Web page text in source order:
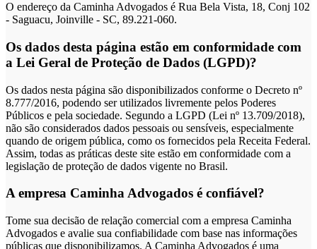
O endereço da Caminha Advogados é Rua Bela Vista, 18, Conj 102
- Saguacu, Joinville - SC, 89.221-060.
Os dados desta página estão em conformidade com
a Lei Geral de Proteção de Dados (LGPD)?
Os dados nesta página são disponibilizados conforme o Decreto nº
8.777/2016, podendo ser utilizados livremente pelos Poderes
Públicos e pela sociedade. Segundo a LGPD (Lei nº 13.709/2018),
não são considerados dados pessoais ou sensíveis, especialmente
quando de origem pública, como os fornecidos pela Receita Federal.
Assim, todas as práticas deste site estão em conformidade com a
legislação de proteção de dados vigente no Brasil.
A empresa Caminha Advogados é confiável?
Tome sua decisão de relação comercial com a empresa Caminha
Advogados e avalie sua confiabilidade com base nas informações
públicas que disponibilizamos. A Caminha Advogados é uma